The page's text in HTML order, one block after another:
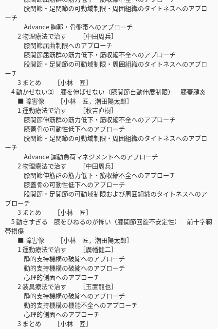
股関節・足関節の可動域制限・周囲組織のタイトネスへのアプロ
ーチ
Advance 胸郭・骨盤帯へのアプローチ
2 物理療法で治す ［中田周兵］
膝関節屈曲制限へのアプローチ
膝関節屈筋群の筋力低下・筋収縮不全へのアプローチ
股関節・足関節の可動域制限・周囲組織のタイトネスへのアプロ
ーチ
3 まとめ ［小林 匠］
4 動かせない② 膝を伸ばせない（膝関節自動伸展制限） 膝蓋腱炎
■ 障害像 ［小林 匠，潮田陽太郎］
1 運動療法で治す ［秋吉直樹］
膝関節伸筋群の筋力低下・筋収縮不全へのアプローチ
膝蓋骨の可動性低下へのアプローチ
股関節・足関節の可動域制限・周囲組織のタイトネスへのアプロ
ーチ
Advance 運動負荷マネジメントへのアプローチ
2 物理療法で治す ［中田周兵］
膝関節伸筋群の筋力低下・筋収縮不全へのアプローチ
膝蓋骨の可動性低下へのアプローチ
股関節・足関節の可動域制限および周囲組織のタイトネスへのア
プローチ
3 まとめ ［小林 匠］
5 動きすぎる 膝をひねるのが怖い（膝関節回旋不安定性） 前十字靱
帯損傷
■ 障害像 ［小林 匠，潮田陽太郎］
1 運動療法で治す ［廣幡健二］
静的支持機構の破綻へのアプローチ
動的支持機構の破綻へのアプローチ
心理的側面へのアプローチ
2 装具療法で治す ［玉置龍也］
静的支持機構の破綻へのアプローチ
動的支持機構の機能不全へのアプローチ
心理的側面へのアプローチ
3 まとめ ［小林 匠］